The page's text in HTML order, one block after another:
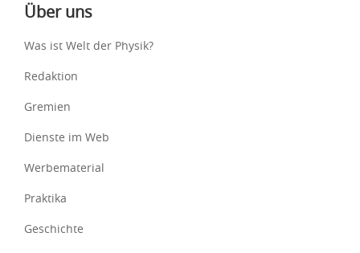
Über uns
Was ist Welt der Physik?
Redaktion
Gremien
Dienste im Web
Werbematerial
Praktika
Geschichte